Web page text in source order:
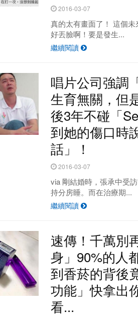
2016-03-07
真的太有畫面了！ 這個
好丟臉啊！要是發生...
繼續閱讀
唱片公司強調
生育無關，但
後3年不碰「
到她的傷口時
話」！
2016-03-07
via 剛結婚時，張承中受
持分房睡。而在治療期...
繼續閱讀
速傳！千萬別
身」90%的人
到香菸的背後
功能」快拿出
看...